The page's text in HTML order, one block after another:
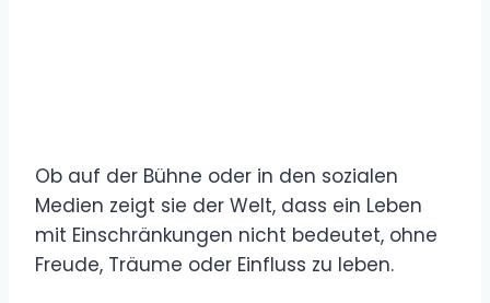
Ob auf der Bühne oder in den sozialen
Medien zeigt sie der Welt, dass ein Leben
mit Einschränkungen nicht bedeutet, ohne
Freude, Träume oder Einfluss zu leben.